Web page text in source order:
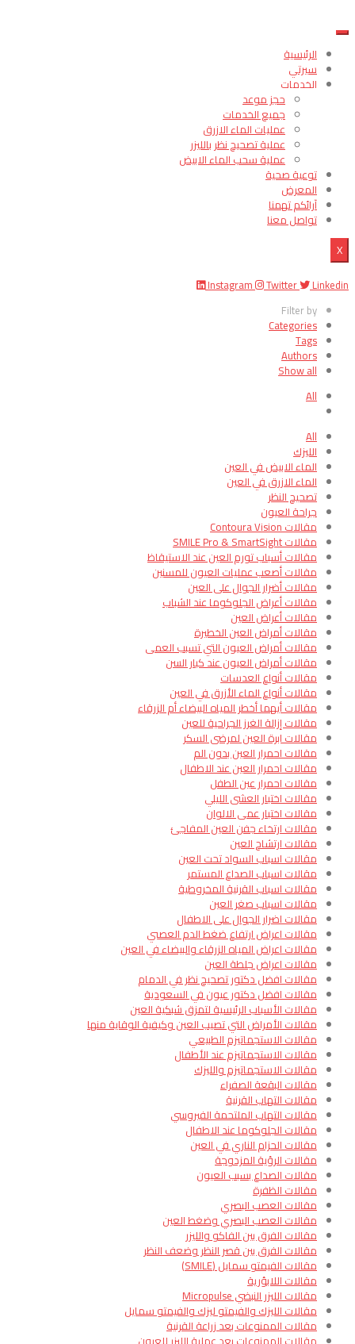
الرئيسية
سيرتي
الخدمات
حجز موعد
جميع الخدمات
عمليات الماء الازرق
عملية تصحيح نظر بالليزر
عملية سحب الماء الابيض
توعية صحية
المعرض
آرائكم تهمنا
تواصل معنا
X
Instagram Twitter
Linkedin
Filter by
Categories
Tags
Authors
Show all
All
All
الليزك
الماء الابيض في العين
الماء الازرق في العين
تصحيح النظر
جراحة العيون
مقالات Contoura Vision
مقالات SMILE Pro & SmartSight
مقالات أسباب تورم العين عند الاستيقاظ
مقالات أصعب عمليات العيون للمسنين
مقالات أضرار الجوال على العين
مقالات أعراض الجلوكوما عند الشباب
مقالات أعراض العين
مقالات أمراض العين الخطيرة
مقالات أمراض العيون التي تسبب العمى
مقالات أمراض العيون عند كبار السن
مقالات أنواع العدسات
مقالات أنواع الماء الأزرق في العين
مقالات أيهما أخطر المياه البيضاء أم الزرقاء
مقالات إزالة الغرز الجراحية للعين
مقالات ابرة العين لمرضى السكر
مقالات احمرار العين بدون الم
مقالات احمرار العين عند الاطفال
مقالات احمرار عين الطفل
مقالات اختبار العشى الليلي
مقالات اختبار عمى الالوان
مقالات ارتخاء جفن العين المفاجئ
مقالات ارتشاح العين
مقالات اسباب السواد تحت العين
مقالات اسباب الصداع المستمر
مقالات اسباب القرنية المخروطية
مقالات اسباب صغر العين
مقالات اضرار الجوال على الاطفال
مقالات اعراض ارتفاع ضغط الدم العصبي
مقالات اعراض المياه الزرقاء والبيضاء في العين
مقالات اعراض جلطة العين
مقالات افضل دكتور تصحيح نظر في الدمام
مقالات افضل دكتور عيون في السعودية
مقالات الأسباب الرئيسية لتمزق شبكية العين
مقالات الأمراض التي تصيب العين وكيفية الوقاية منها
مقالات الاستجماتيزم الطبيعي
مقالات الاستجماتيزم عند الأطفال
مقالات الاستجماتيزم والليزك
مقالات البقعة الصفراء
مقالات التهاب القرنية
مقالات التهاب الملتحمة الفيروسي
مقالات الجلوكوما عند الاطفال
مقالات الحزام الناري في العين
مقالات الرؤية المزدوجة
مقالات الصداع بسبب العيون
مقالات الظفرة
مقالات العصب البصري
مقالات العصب البصري وضغط العين
مقالات الفرق بين الفاكو والليزر
مقالات الفرق بين قصر النظر وضعف النظر
مقالات الفيمتو سمايل (SMILE)
مقالات اللابؤرية
مقالات الليزر النبضي Micropulse
مقالات الليزك والفيمتو ليزك والفيمتو سمايل
مقالات الممنوعات بعد زراعة القرنية